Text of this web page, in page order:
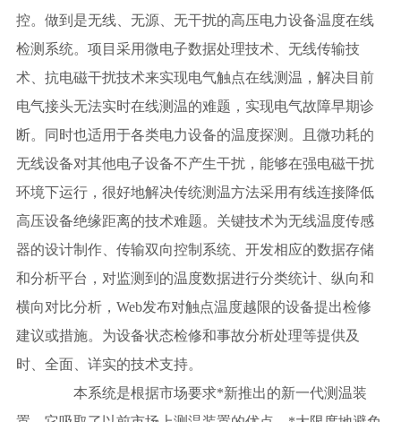
控。做到是无线、无源、无干扰的高压电力设备温度在线
检测系统。项目采用微电子数据处理技术、无线传输技
术、抗电磁干扰技术来实现电气触点在线测温，解决目前
电气接头无法实时在线测温的难题，实现电气故障早期诊
断。同时也适用于各类电力设备的温度探测。且微功耗的
无线设备对其他电子设备不产生干扰，能够在强电磁干扰
环境下运行，很好地解决传统测温方法采用有线连接降低
高压设备绝缘距离的技术难题。关键技术为无线温度传感
器的设计制作、传输双向控制系统、开发相应的数据存储
和分析平台，对监测到的温度数据进行分类统计、纵向和
横向对比分析，Web发布对触点温度越限的设备提出检修
建议或措施。为设备状态检修和事故分析处理等提供及
时、全面、详实的技术支持。
本系统是根据市场要求*新推出的新一代测温装